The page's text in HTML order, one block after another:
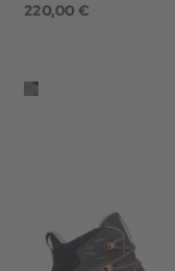
220,00 €